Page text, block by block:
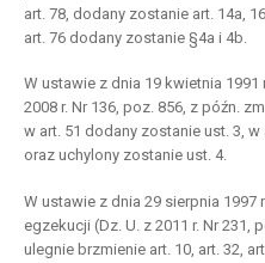
art. 78, dodany zostanie art. 14a,
art. 76 dodany zostanie §4a i 4b.
W ustawie z dnia 19 kwietnia
2008 r. Nr 136, poz. 856, z późn.
w art. 51 dodany zostanie ust. 3,
oraz uchylony zostanie ust. 4.
W ustawie z dnia 29 sierpnia
egzekucji (Dz. U. z 2011 r. Nr 231,
ulegnie brzmienie art. 10, art. 32,